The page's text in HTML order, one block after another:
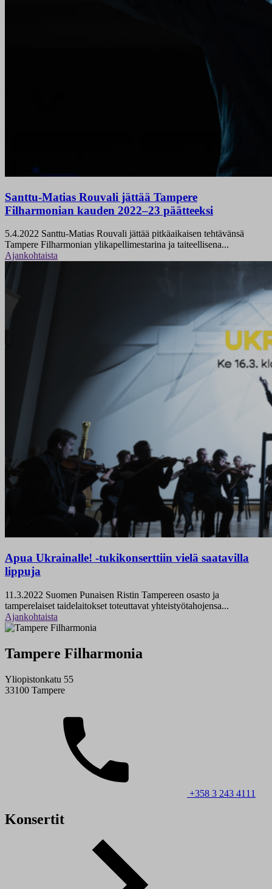
Santtu-Matias Rouvali jättää Tampere
Filharmonian kauden 2022–23 päätteeksi
5.4.2022 Santtu-Matias Rouvali jättää pitkäaikaisen tehtävänsä
Tampere Filharmonian ylikapellimestarina ja taiteellisena...
Ajankohtaista
Apua Ukrainalle! -tukikonserttiin vielä saatavilla
lippuja
11.3.2022 Suomen Punaisen Ristin Tampereen osasto ja
tamperelaiset taidelaitokset toteuttavat yhteistyötahojensa...
Ajankohtaista
Tampere Filharmonia
Yliopistonkatu 55
33100 Tampere
+358 3 243 4111
Konsertit